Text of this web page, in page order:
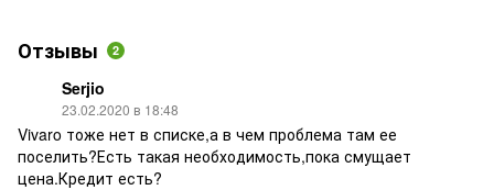
Отзывы 2
Serjio
23.02.2020 в 18:48
Vivaro тоже нет в списке,а в чем проблема там ее
поселить?Есть такая необходимость,пока смущает
цена.Кредит есть?